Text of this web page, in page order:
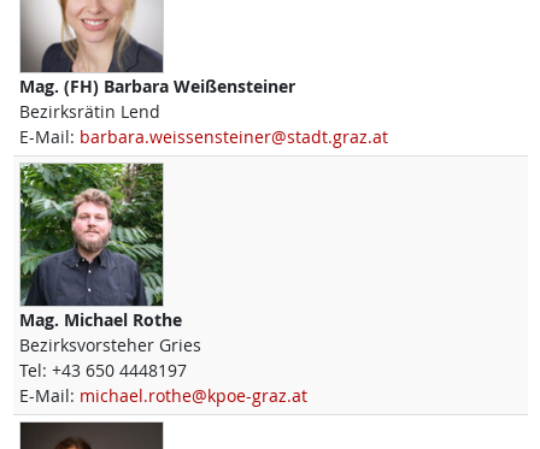
Mag. (FH) Barbara Weißensteiner
Bezirksrätin Lend
E-Mail: barbara.weissensteiner@stadt.graz.at
Mag. Michael Rothe
Bezirksvorsteher Gries
Tel: +43 650 4448197
E-Mail: michael.rothe@kpoe-graz.at